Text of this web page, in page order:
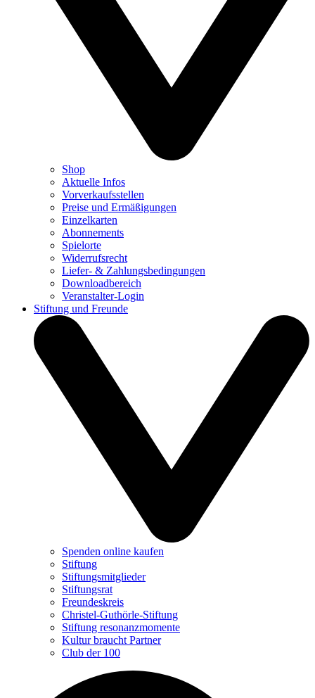
Shop
Aktuelle Infos
Vorverkaufsstellen
Preise und Ermäßigungen
Einzelkarten
Abonnements
Spielorte
Widerrufsrecht
Liefer- & Zahlungsbedingungen
Downloadbereich
Veranstalter-Login
Stiftung und Freunde
Spenden online kaufen
Stiftung
Stiftungsmitglieder
Stiftungsrat
Freundeskreis
Christel-Guthörle-Stiftung
Stiftung resonanzmomente
Kultur braucht Partner
Club der 100